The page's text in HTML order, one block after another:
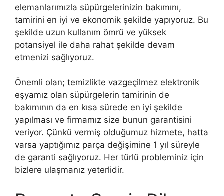
elemanlarımızla süpürgelerinizin bakımını,
tamirini en iyi ve ekonomik şekilde yapıyoruz. Bu
şekilde uzun kullanım ömrü ve yüksek
potansiyel ile daha rahat şekilde devam
etmenizi sağlıyoruz.
Önemli olan; temizlikte vazgeçilmez elektronik
eşyamız olan süpürgelerin tamirinin de
bakımının da en kısa sürede en iyi şekilde
yapılması ve firmamız size bunun garantisini
veriyor. Çünkü vermiş olduğumuz hizmete, hatta
varsa yaptığımız parça değişimine 1 yıl süreyle
de garanti sağlıyoruz. Her türlü probleminiz için
bizlere ulaşmanız yeterlidir.